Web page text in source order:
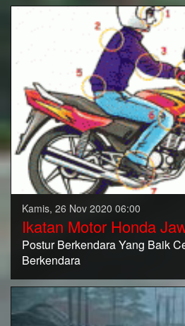
Kamis, 26 Nov 2020 06:00
Ikatan Motor Honda
Postur Berkendara Yang Baik
Berkendara